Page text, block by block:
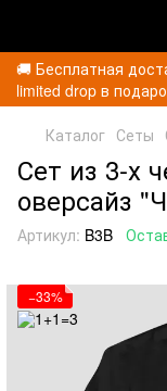
🚚 Бесплатная
limited drop в
Каталог Сеты
Сет из 3-х
оверсайз
Артикул: B3B
−33%